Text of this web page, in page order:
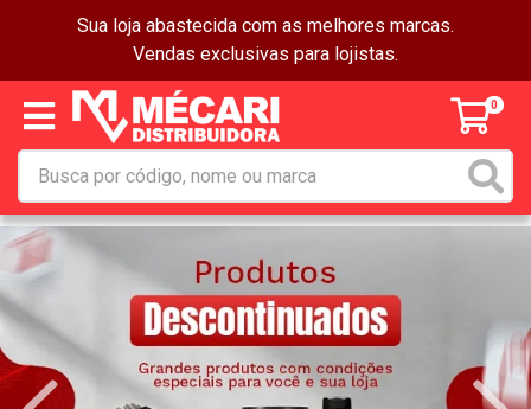
Sua loja abastecida com as melhores marcas.
Vendas exclusivas para lojistas.
0